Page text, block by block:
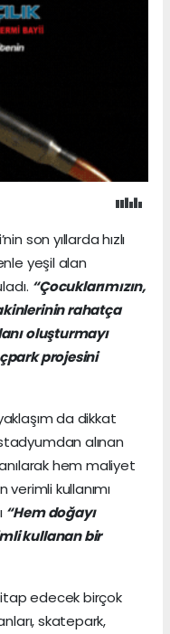
son yıllarda hızlı
yeşil alan
“Çocuklarımızın,
rahatça
oluşturmayı
projesini
da dikkat
alınan
hem maliyet
verimli kullanımı
“Hem doğayı
kullanan bir
edecek birçok
skatepark,